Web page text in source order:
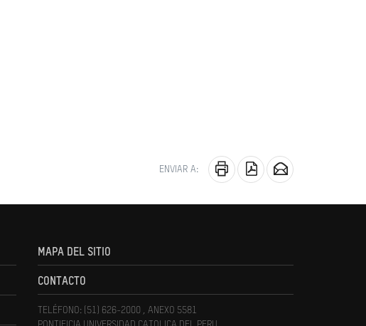
ENVIAR A:
MAPA DEL SITIO
CONTACTO
TELÉFONO: (51) 626-2000 , ANEXO 5581